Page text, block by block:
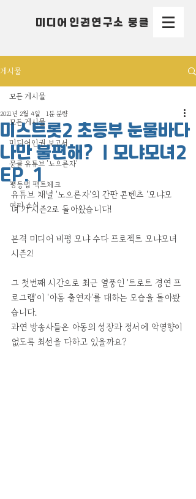
미디어인권연구소 뭉클
게시물
모든 게시물
미디어인권 보고서
뭉클 유튜브 '노으른자'
평등법 팩트체크
여타 소식
모든 게시물
미스트롯2 초등부 눈물바다
나만 불편해? ｜모냐모녀2
EP. 1
2021년 2월 4일 1분 분량
유튜브 채널 '노으른자'의 간판 콘텐츠 '모냐모
녀'가 시즌2로 돌아왔습니다!
본격 미디어 비평 모냐 수다 프로젝트 모냐모녀
시즌2!
그 첫번째 시간으로 최근 열풍인 '트로트 경연 프
로그램'이 '아동 출연자'를 대하는 모습을 돌아봤
습니다.
과연 방송사들은 아동의 성장과 정서에 악영향이
없도록 최선을 다하고 있을까요?